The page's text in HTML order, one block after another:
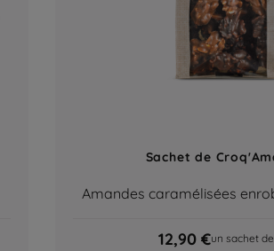
Sachet de
Amandes caramélisées
12,90 €un sachet